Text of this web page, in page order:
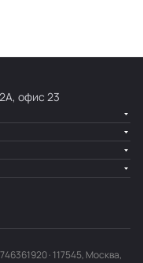
офис 23
· 117545, Москва,